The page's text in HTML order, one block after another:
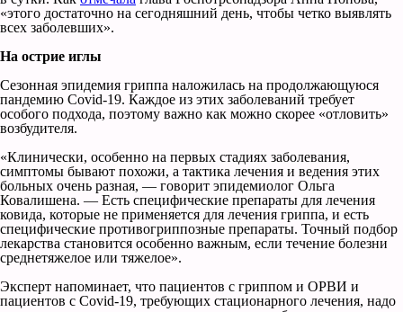
«этого достаточно на сегодняшний день, чтобы четко выявлять
всех заболевших».
На острие иглы
Сезонная эпидемия гриппа наложилась на продолжающуюся
пандемию Covid-19. Каждое из этих заболеваний требует
особого подхода, поэтому важно как можно скорее «отловить»
возбудителя.
«Клинически, особенно на первых стадиях заболевания,
симптомы бывают похожи, а тактика лечения и ведения этих
больных очень разная, — говорит эпидемиолог Ольга
Ковалишена. — Есть специфические препараты для лечения
ковида, которые не применяется для лечения гриппа, и есть
специфические противогриппозные препараты. Точный подбор
лекарства становится особенно важным, если течение болезни
среднетяжелое или тяжелое».
Эксперт напоминает, что пациентов с гриппом и ОРВИ и
пациентов с Covid-19, требующих стационарного лечения, надо